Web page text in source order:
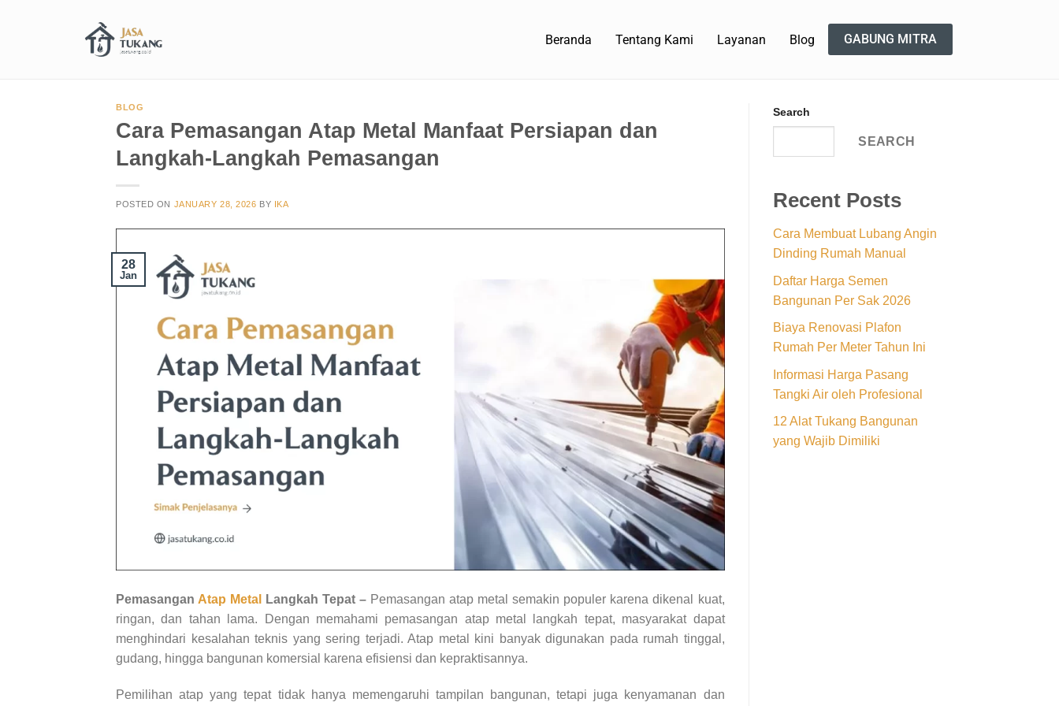
Beranda Tentang Kami Layanan Blog GABUNG MITRA
BLOG
Cara Pemasangan Atap Metal Manfaat Persiapan dan
Langkah-Langkah Pemasangan
POSTED ON JANUARY 28, 2026 BY IKA
28
Jan
Pemasangan Atap Metal Langkah Tepat – Pemasangan atap metal semakin populer karena dikenal kuat,
ringan, dan tahan lama. Dengan memahami pemasangan atap metal langkah tepat, masyarakat dapat
menghindari kesalahan teknis yang sering terjadi. Atap metal kini banyak digunakan pada rumah tinggal,
gudang, hingga bangunan komersial karena efisiensi dan kepraktisannya.
Pemilihan atap yang tepat tidak hanya memengaruhi tampilan bangunan, tetapi juga kenyamanan dan
Search
SEARCH
Recent Posts
Cara Membuat Lubang Angin
Dinding Rumah Manual
Daftar Harga Semen
Bangunan Per Sak 2026
Biaya Renovasi Plafon
Rumah Per Meter Tahun Ini
Informasi Harga Pasang
Tangki Air oleh Profesional
12 Alat Tukang Bangunan
yang Wajib Dimiliki